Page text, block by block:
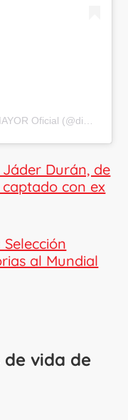
Durán, de
con ex
al Mundial
vida de